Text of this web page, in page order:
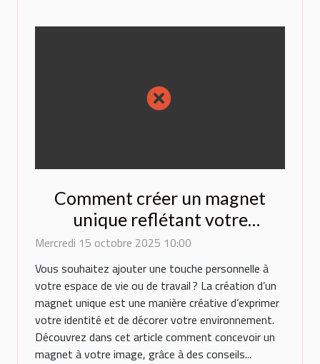
Comment créer un magnet
unique reflétant votre
personnalité?
Mercredi 15 octobre 2025 10:00
Vous souhaitez ajouter une touche personnelle à
votre espace de vie ou de travail ? La création d’un
magnet unique est une manière créative d’exprimer
votre identité et de décorer votre environnement.
Découvrez dans cet article comment concevoir un
magnet à votre image, grâce à des conseils...